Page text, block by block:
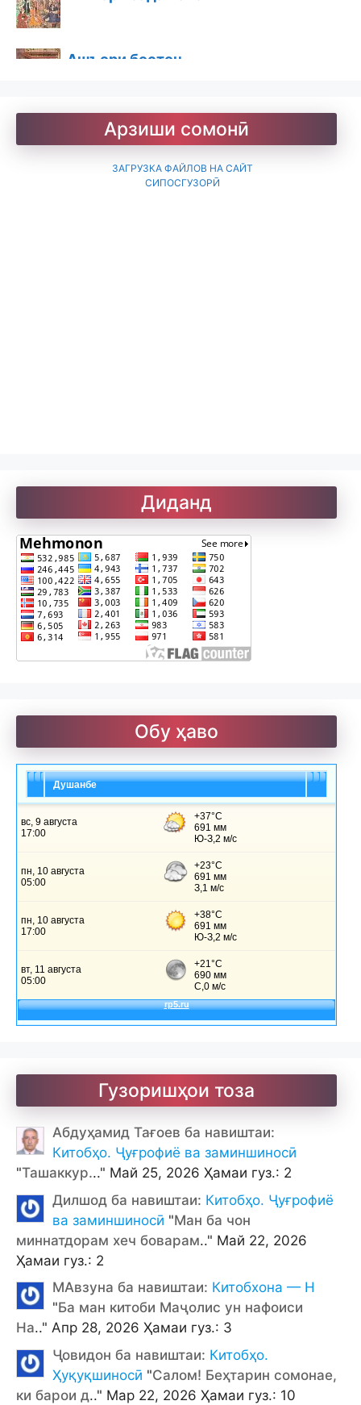
Ашъори бостон
Барои хатмкунанда
Китобхона
Рубоиёти Хайём
Саъдӣ. Гулистон
Улуғзода. Субҳи ҷавонӣ
Ҷомӣ – чанд ғазал
Арзиши сомонӣ
ЗАГРУЗКА ФАЙЛОВ НА САЙТ
СИПОСГУЗОРӢ
Диданд
Обу ҳаво
Душанбе
Гузоришҳои тоза
Абдуҳамид Тағоев ба навиштаи:
Китобҳо. Ҷуғрофиё ва заминшиносӣ
"Ташаккур..." Май 25, 2026 Ҳамаи гуз.: 2
Дилшод ба навиштаи: Китобҳо. Ҷуғрофиё
ва заминшиносӣ "Ман ба чон
миннатдорам хеч боварам.." Май 22, 2026
Ҳамаи гуз.: 2
МАвзуна ба навиштаи: Китобхона — Н
"Ба ман китоби Маҷолис ун нафоиси
На.." Апр 28, 2026 Ҳамаи гуз.: 3
Ҷовидон ба навиштаи: Китобҳо.
Ҳуқуқшиносӣ "Салом! Беҳтарин сомонае,
ки барои д.." Мар 22, 2026 Ҳамаи гуз.: 10